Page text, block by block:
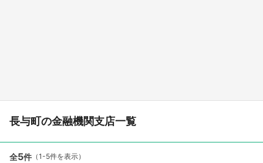
長与町の金融機関支店一覧
全5件 （1-5件を表示）